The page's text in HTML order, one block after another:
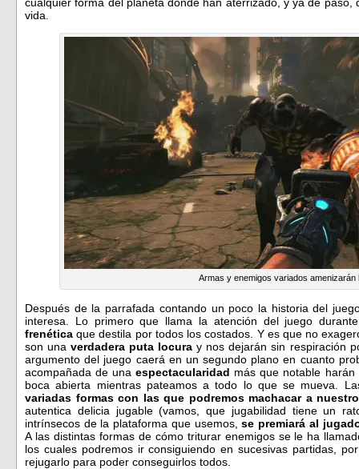
vida.
Armas y enemigos variados amenizarán
Después de la parrafada contando un poco la historia del
interesa. Lo primero que llama la atención del juego
frenética que destila por todos los costados. Y es que no
son unaverdadera puta locura y nos dejarán sin respiración
argumento del juego caerá en un segundo plano en cuanto
acompañada de unaespectacularidad más que notable
boca abierta mientras pateamos a todo lo que se mueva.
variadas formas con las que podremos machacar a
autentica delicia jugable (vamos, que jugabilidad tiene un
intrínsecos de la plataforma que usemos,se premiará al
A las distintas formas de cómo triturar enemigos se le ha
los cuales podremos ir consiguiendo en sucesivas partidas,
rejugarlo para poder conseguirlos todos.